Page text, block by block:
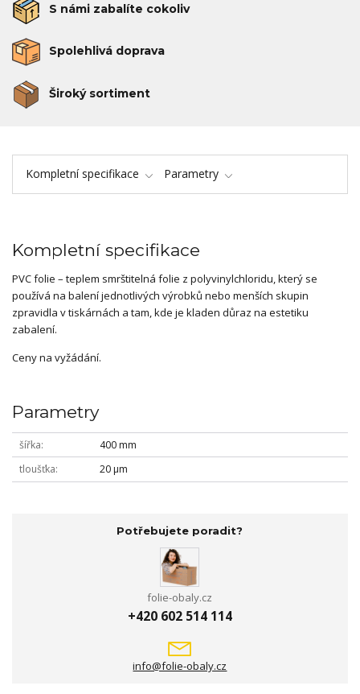
S námi zabalíte cokoliv
Spolehlivá doprava
Široký sortiment
Kompletní specifikace Parametry
Kompletní specifikace
PVC folie – teplem smrštitelná folie z polyvinylchloridu, který se
používá na balení jednotlivých výrobků nebo menších skupin
zpravidla v tiskárnách a tam, kde je kladen důraz na estetiku
zabalení.
Ceny na vyžádání.
Parametry
šířka
400 mm
tloušťka
20 µm
Potřebujete poradit?
folie-obaly.cz
+420 602 514 114
info@folie-obaly.cz